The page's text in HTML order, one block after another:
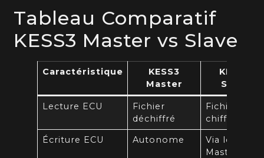
Tableau Comparatif
KESS3 Master vs Slave
Caractéristique
KESS3
Master
KESS3
Slave
Lecture ECU
Fichier
déchiffré
Fichier
chiffré
Écriture ECU
Autonome
Via le
Master